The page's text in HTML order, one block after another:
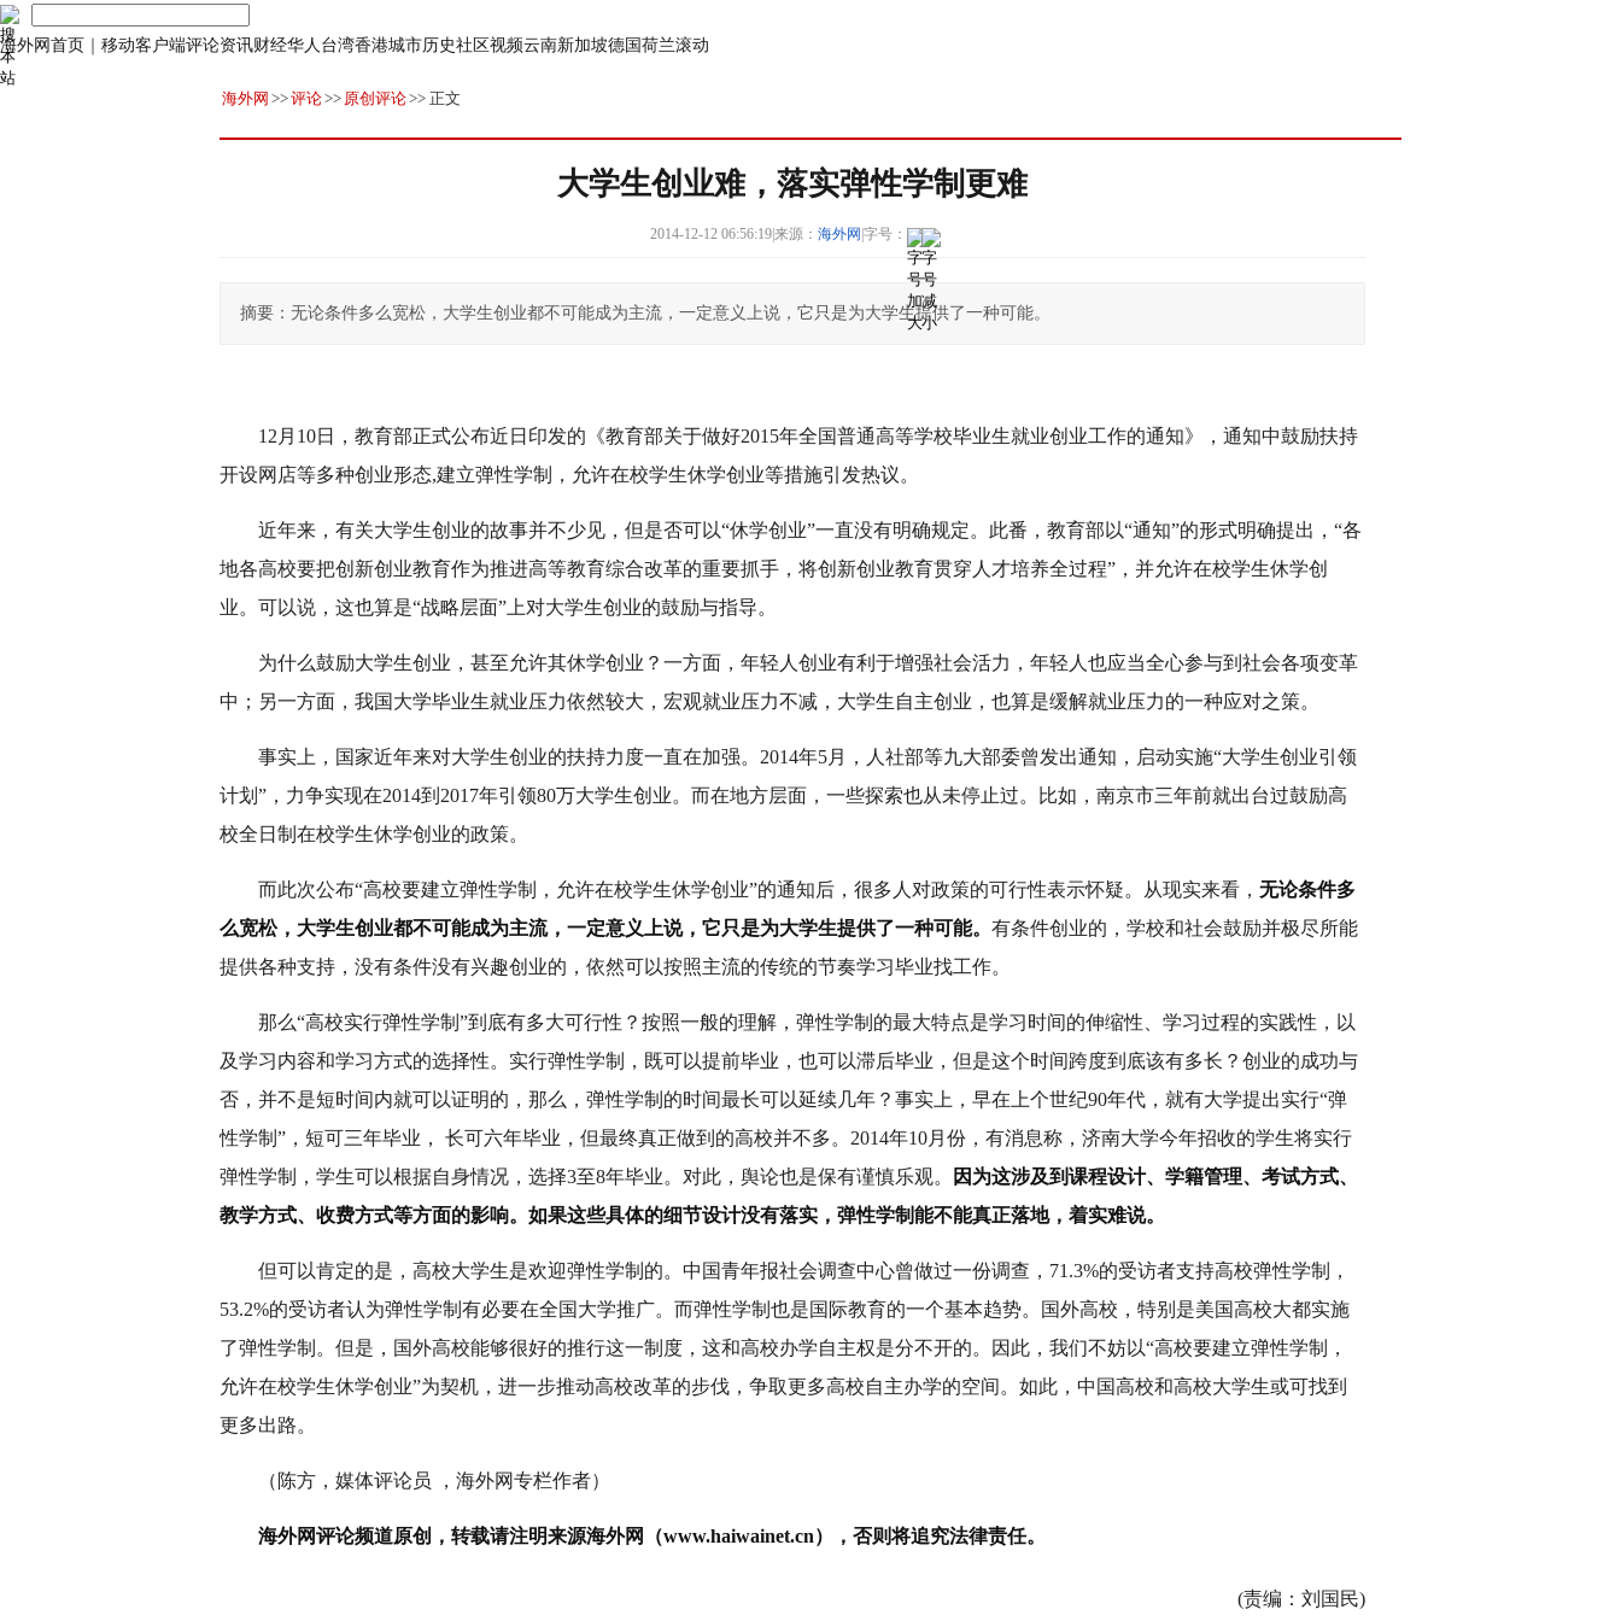
海外网首页 移动客户端评论资讯财经华人 台湾香港城市历史社区视频云南新加坡德国 荷兰滚动
海外网 >>评论>> 原创评论>> 正文
大学生创业难，落实弹性学制更难
2014-12-12 06:56:19|来源： 海外网 字号：
摘要：无论条件多么宽松，大学生创业都不可能成为主流，一定意义上说，它只是为大学生提供了一种可能。
12月10日，教育部正式公布近日印发的《教育部关于做好2015年全国普通高等学校毕业生就业创业工作的通知》，通知中鼓励扶持
开设网店等多种创业形态,建立弹性学制，允许在校学生休学创业等措施引发热议。
近年来，有关大学生创业的故事并不少见，但是否可以“休学创业”一直没有明确规定。此番，教育部以“通知”的形式明确提出，“各
地各高校要把创新创业教育作为推进高等教育综合改革的重要抓手，将创新创业教育贯穿人才培养全过程”，并允许在校学生休学创
业。可以说，这也算是“战略层面”上对大学生创业的鼓励与指导。
为什么鼓励大学生创业，甚至允许其休学创业？一方面，年轻人创业有利于增强社会活力，年轻人也应当全心参与到社会各项变革
中；另一方面，我国大学毕业生就业压力依然较大，宏观就业压力不减，大学生自主创业，也算是缓解就业压力的一种应对之策。
事实上，国家近年来对大学生创业的扶持力度一直在加强。2014年5月，人社部等九大部委曾发出通知，启动实施“大学生创业引领
计划”，力争实现在2014到2017年引领80万大学生创业。而在地方层面，一些探索也从未停止过。比如，南京市三年前就出台过鼓励高
校全日制在校学生休学创业的政策。
而此次公布“高校要建立弹性学制，允许在校学生休学创业”的通知后，很多人对政策的可行性表示怀疑。从现实来看， 无论条件多
么宽松，大学生创业都不可能成为主流，一定意义上说，它只是为大学生提供了一种可能。 有条件创业的，学校和社会鼓励并极尽所能
提供各种支持，没有条件没有兴趣创业的，依然可以按照主流的传统的节奏学习毕业找工作。
那么“高校实行弹性学制”到底有多大可行性？按照一般的理解，弹性学制的最大特点是学习时间的伸缩性、学习过程的实践性，以
及学习内容和学习方式的选择性。实行弹性学制，既可以提前毕业，也可以滞后毕业，但是这个时间跨度到底该有多长？创业的成功与
否，并不是短时间内就可以证明的，那么，弹性学制的时间最长可以延续几年？事实上，早在上个世纪90年代，就有大学提出实行“弹
性学制”，短可三年毕业， 长可六年毕业，但最终真正做到的高校并不多。2014年10月份，有消息称，济南大学今年招收的学生将实行
弹性学制，学生可以根据自身情况，选择3至8年毕业。对此，舆论也是保有谨慎乐观。
因为这涉及到课程设计、学籍管理、考试方式、
教学方式、收费方式等方面的影响。如果这些具体的细节设计没有落实，弹性学制能不能真正落地，着实难说。
但可以肯定的是，高校大学生是欢迎弹性学制的。中国青年报社会调查中心曾做过一份调查，71.3%的受访者支持高校弹性学制，
53.2%的受访者认为弹性学制有必要在全国大学推广。而弹性学制也是国际教育的一个基本趋势。国外高校，特别是美国高校大都实施
了弹性学制。但是，国外高校能够很好的推行这一制度，这和高校办学自主权是分不开的。因此，我们不妨以“高校要建立弹性学制，
允许在校学生休学创业”为契机，进一步推动高校改革的步伐，争取更多高校自主办学的空间。如此，中国高校和高校大学生或可找到
更多出路。
（陈方，媒体评论员 ，海外网专栏作者）
海外网评论频道原创，转载请注明来源海外网（www.haiwainet.cn），否则将追究法律责任。
(责编：刘国民)